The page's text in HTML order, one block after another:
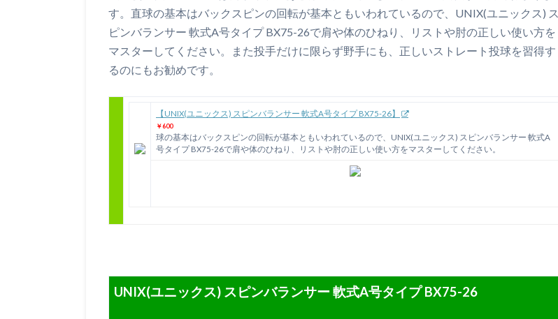
す。直球の基本はバックスピンの回転が基本ともいわれているので、UNIX(ユニックス) ス
ピンバランサー 軟式A号タイプ BX75-26で肩や体のひねり、リストや肘の正しい使い方を
マスターしてください。また投手だけに限らず野手にも、正しいストレート投球を習得す
るのにもお勧めです。
【UNIX(ユニックス) スピンバランサー 軟式A号タイプ BX75-26】
￥600
球の基本はバックスピンの回転が基本ともいわれているので、UNIX(ユニックス) スピンバランサー 軟式A
号タイプ BX75-26で肩や体のひねり、リストや肘の正しい使い方をマスターしてください。
UNIX(ユニックス) スピンバランサー 軟式A号タイプ BX75-26